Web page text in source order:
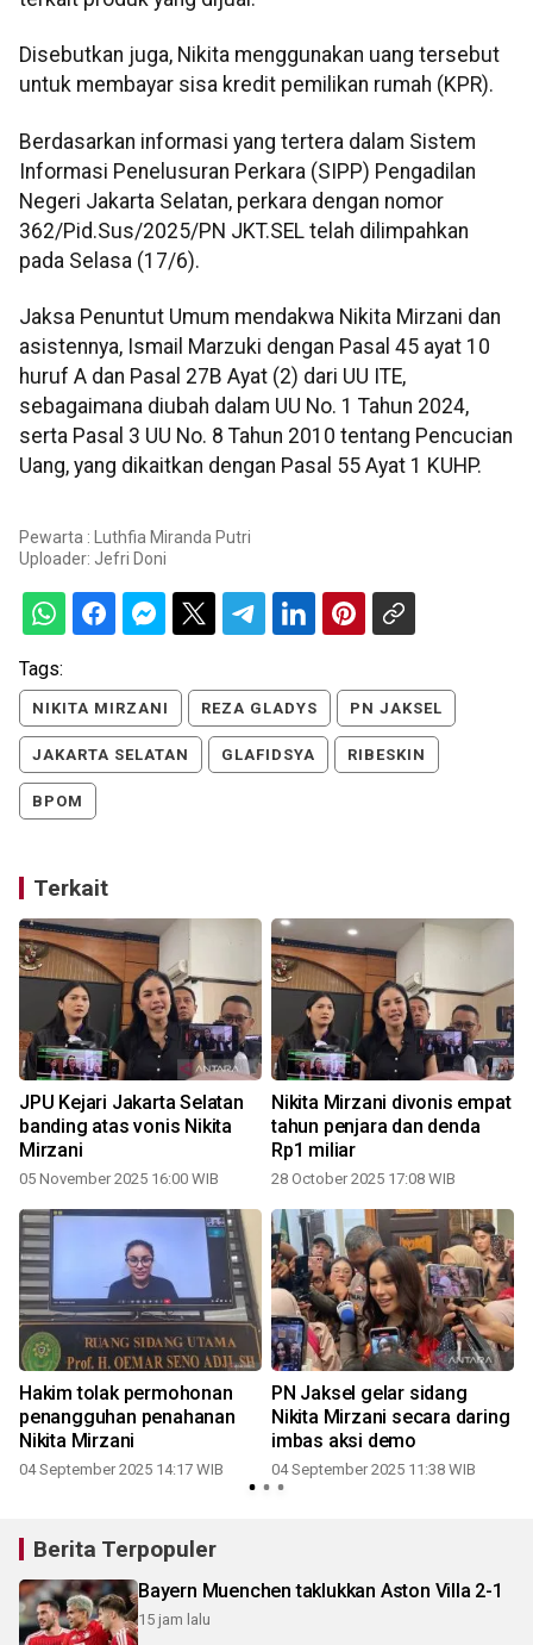
Disebutkan juga, Nikita menggunakan uang tersebut
untuk membayar sisa kredit pemilikan rumah (KPR).
Berdasarkan informasi yang tertera dalam Sistem
Informasi Penelusuran Perkara (SIPP) Pengadilan
Negeri Jakarta Selatan, perkara dengan nomor
362/Pid.Sus/2025/PN JKT.SEL telah dilimpahkan
pada Selasa (17/6).
Jaksa Penuntut Umum mendakwa Nikita Mirzani dan
asistennya, Ismail Marzuki dengan Pasal 45 ayat 10
huruf A dan Pasal 27B Ayat (2) dari UU ITE,
sebagaimana diubah dalam UU No. 1 Tahun 2024,
serta Pasal 3 UU No. 8 Tahun 2010 tentang Pencucian
Uang, yang dikaitkan dengan Pasal 55 Ayat 1 KUHP.
Pewarta : Luthfia Miranda Putri
Uploader: Jefri Doni
Tags:
NIKITA MIRZANI REZA GLADYS PN JAKSEL
JAKARTA SELATAN GLAFIDSYA RIBESKIN
BPOM
Terkait
JPU Kejari Jakarta Selatan
banding atas vonis Nikita
Mirzani
05 November 2025 16:00 WIB
Nikita Mirzani divonis empat
tahun penjara dan denda
Rp1 miliar
28 October 2025 17:08 WIB
Hakim tolak permohonan
penangguhan penahanan
Nikita Mirzani
04 September 2025 14:17 WIB
PN Jaksel gelar sidang
Nikita Mirzani secara daring
imbas aksi demo
04 September 2025 11:38 WIB
Berita Terpopuler
Bayern Muenchen taklukkan Aston Villa 2-1
15 jam lalu